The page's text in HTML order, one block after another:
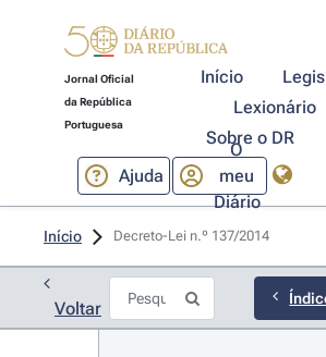
Jornal Oficial
da República
Portuguesa
Início
Lexionário
Sobre o DR
Ajuda
O
meu
Diário
Início Decreto-Lei n.º 137/2014
Voltar